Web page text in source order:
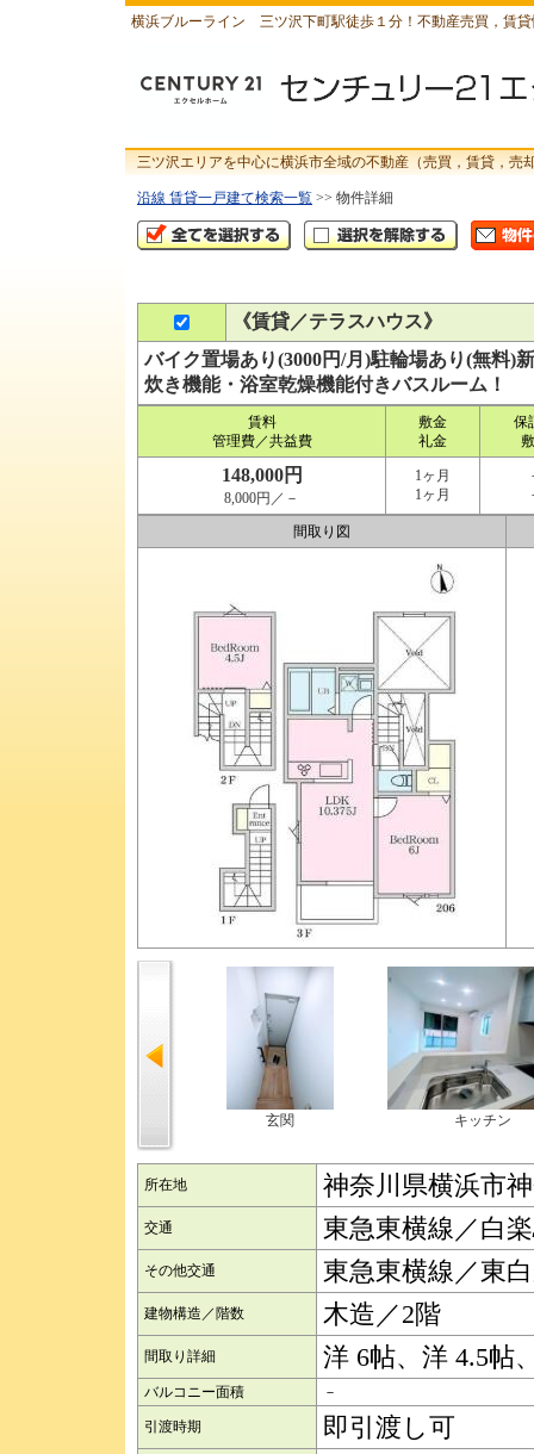
横浜ブルーライン 三ツ沢下町駅徒歩１分！不動産売買，賃
三ツ沢エリアを中心に横浜市全域の不動産（売買，賃貸，
沿線 賃貸一戸建て検索一覧 >> 物件詳細
《賃貸／テラスハウス》
バイク置場あり(3000円/月)駐輪場あり(無料)
炊き機能・浴室乾燥機能付きバスルーム！
賃料
管理費／共益費
敷金
礼金
保
148,000円
8,000円／－
1ヶ月
1ヶ月
間取り図
玄関 キッチン
所在地 神奈川県横浜市
交通 東急東横線／白
その他交通 東急東横線／東
建物構造／階数 木造／2階
間取り詳細 洋 6帖、洋 4.5帖
バルコニー面積 －
引渡時期 即引渡し可